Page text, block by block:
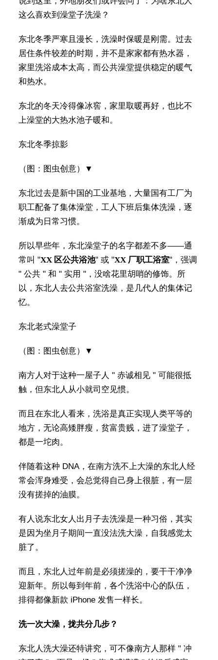
这么喜欢到澡堂子洗澡？
东北冬季严寒且漫长，洗澡时保暖是刚需。过去
居住条件较差的时期，并不是家家都有热水器，
家里洗浴成本太高，而公共澡堂提供稳定的暖气
和热水。
东北的冬天冷得像冰窖，家里取暖再好，也比不
上澡堂的大热水池子暖和。
东北冬季掠影
（图：图虫创意）▼
东北过去是新中国的工业基地，大量国有工厂为
职工配备了集体澡堂，工人下班后集体洗澡，逐
渐成为日常习惯。
所以早些年，东北澡堂子的名字都差不多——通
常叫 "XX 区公共浴池" 或 "XX 厂职工浴室"，强调
" 公共 " 和 " 实用 "，没啥花里胡哨的修饰。所
以，东北人去公共浴室洗澡，是几代人的集体记
忆。
东北老式澡堂子
（图：图虫创意）▼
南方人对于这种一屋子人 " 赤诚相见 " 可能很抵
触，但东北人从小就司空见惯。
而且在东北人看来，洗浴是真正实现人类平等的
地方，无论高矮胖瘦，贫富贵贱，进了澡堂子，
都是一坨肉。
伴随着这种 DNA，在南方洗不上大澡的东北人经
常会浑身难受，会总觉得自己身上很脏，有一层
没有搓掉的油膜。
有人说东北女人出月子去洗澡是一种习俗，其实
是因为坐月子期间一直没法洗大澡，自我感觉太
脏了。
而且，东北人过年前是必须搓澡的，要干干净净
迎新年。所以每到年前，各个洗浴中心的队伍，
排得都像新款 iPhone 发售一样长。
洗一次大澡，拢共分几步？
东北人洗大澡还特讲究，可不像南方人那样 " 冲